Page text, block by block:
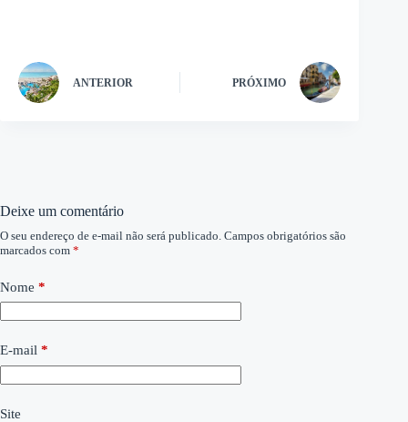
ANTERIOR PRÓXIMO
Deixe um comentário
O seu endereço de e-mail não será publicado. Campos obrigatórios são
marcados com *
Nome *
E-mail *
Site